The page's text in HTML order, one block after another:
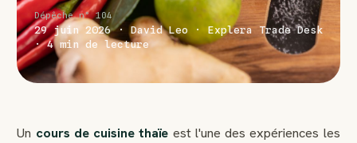
Dépêche n° 104
29 juin 2026 · David Leo · Explera Trade Desk
· 4 min de lecture
Un cours de cuisine thaïe est l'une des expériences les